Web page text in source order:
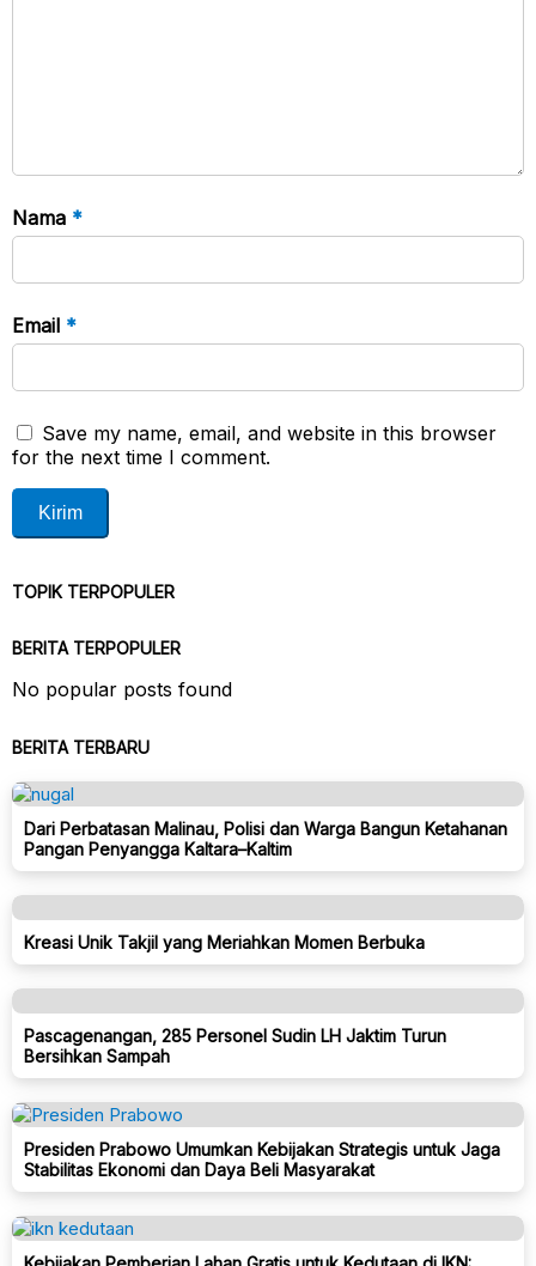
Nama *
Email *
Save my name, email, and website in this browser
for the next time I comment.
TOPIK TERPOPULER
BERITA TERPOPULER
No popular posts found
BERITA TERBARU
Dari Perbatasan Malinau, Polisi dan Warga Bangun Ketahanan
Pangan Penyangga Kaltara–Kaltim
Kreasi Unik Takjil yang Meriahkan Momen Berbuka
Pascagenangan, 285 Personel Sudin LH Jaktim Turun
Bersihkan Sampah
Presiden Prabowo Umumkan Kebijakan Strategis untuk Jaga
Stabilitas Ekonomi dan Daya Beli Masyarakat